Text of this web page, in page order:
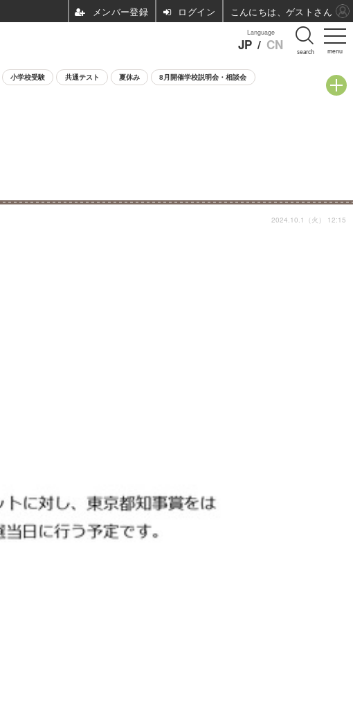
menu
Language
JP / CN search
小学校受験 共通テスト 夏休み 8月開催学校説明会・相談会
2024.10.1（火） 12:15
ログイン こんにちは、ゲストさん